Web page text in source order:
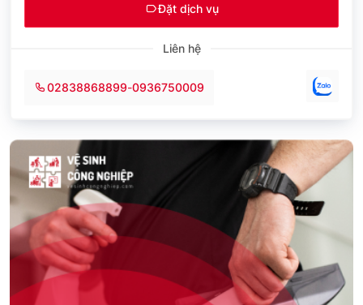
Đặt dịch vụ
Liên hệ
02838868899-0936750009